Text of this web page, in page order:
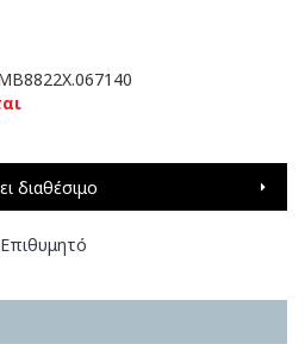
διαθέσιμο
Επιθυμητό